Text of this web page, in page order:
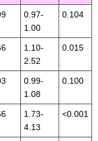
0.97-
1.00
0.104
1.10-
2.52
0.015
0.99-
1.08
0.100
1.73-
4.13
<0.001